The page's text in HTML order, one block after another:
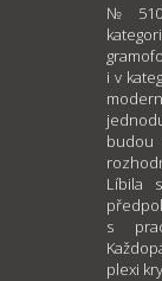
№
i v
budou
Líbila
s
plexi